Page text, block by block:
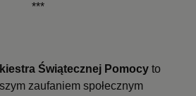
***
Świątecznej Pomocy to
zaufaniem społecznym